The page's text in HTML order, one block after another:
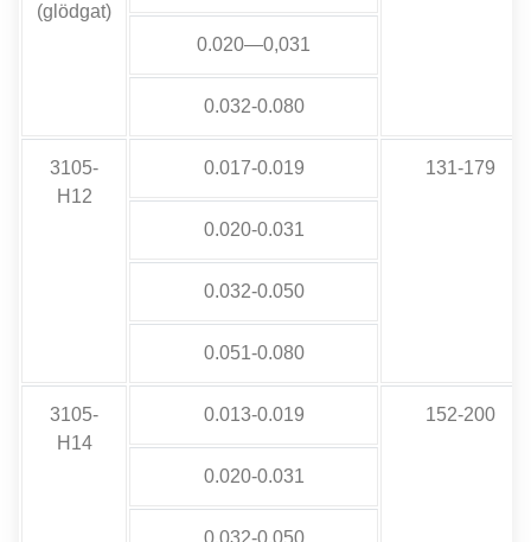
(glödgat)
0.020—0,031
0.032-0.080
3105-
H12
0.017-0.019 131-179
0.020-0.031
0.032-0.050
0.051-0.080
3105-
H14
0.013-0.019 152-200
0.020-0.031